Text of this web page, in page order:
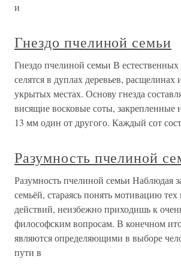
и
Гнездо пчелиной семьи
Гнездо пчелиной семьи В
селятся в дуплах деревьев, расщелинах
укрытых местах. Основу гнезда
висящие восковые соты, закрепленные
13 мм один от другого. Каждый сот
Разумность пчелиной
Разумность пчелиной семьи Наблюдая
семьёй, стараясь понять мотивацию
действий, неизбежно приходишь к
философским вопросам. В конечном
являются определяющими в выборе
пути в